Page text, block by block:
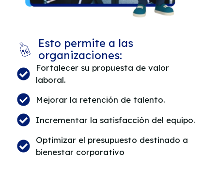
Esto permite a las
organizaciones:
Fortalecer su propuesta de valor
laboral.
Mejorar la retención de talento.
Incrementar la satisfacción del equipo.
Optimizar el presupuesto destinado a
bienestar corporativo